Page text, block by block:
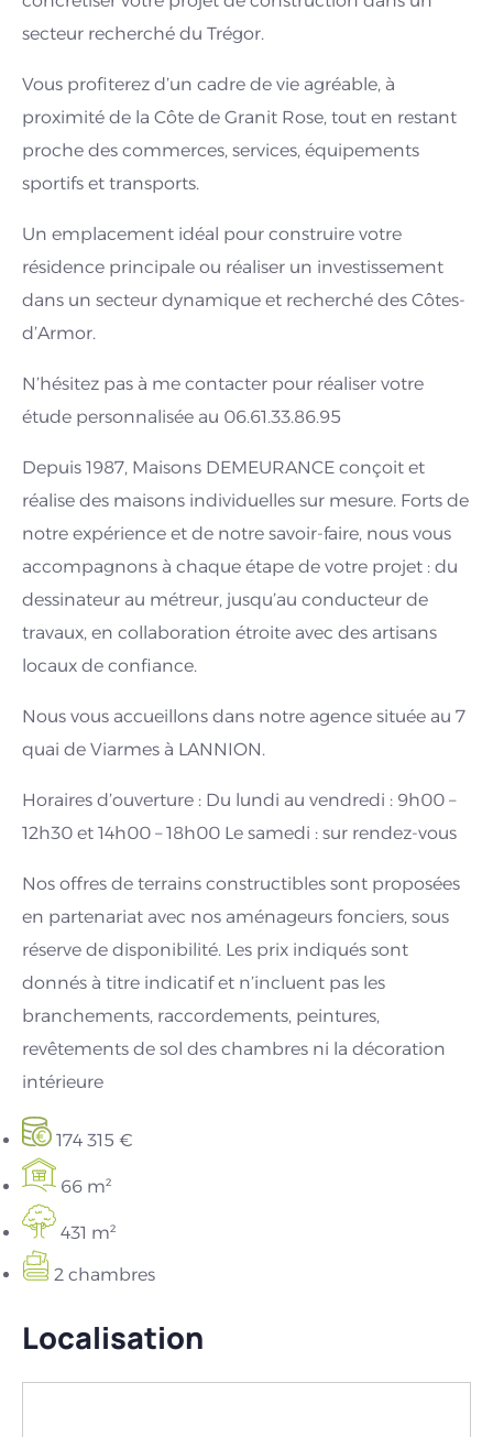
secteur recherché du Trégor.
Vous profiterez d’un cadre de vie agréable, à
proximité de la Côte de Granit Rose, tout en restant
proche des commerces, services, équipements
sportifs et transports.
Un emplacement idéal pour construire votre
résidence principale ou réaliser un investissement
dans un secteur dynamique et recherché des Côtes-
d’Armor.
N’hésitez pas à me contacter pour réaliser votre
étude personnalisée au 06.61.33.86.95
Depuis 1987, Maisons DEMEURANCE conçoit et
réalise des maisons individuelles sur mesure. Forts de
notre expérience et de notre savoir-faire, nous vous
accompagnons à chaque étape de votre projet : du
dessinateur au métreur, jusqu’au conducteur de
travaux, en collaboration étroite avec des artisans
locaux de confiance.
Nous vous accueillons dans notre agence située au 7
quai de Viarmes à LANNION.
Horaires d’ouverture : Du lundi au vendredi : 9h00 –
12h30 et 14h00 – 18h00 Le samedi : sur rendez-vous
Nos offres de terrains constructibles sont proposées
en partenariat avec nos aménageurs fonciers, sous
réserve de disponibilité. Les prix indiqués sont
donnés à titre indicatif et n’incluent pas les
branchements, raccordements, peintures,
revêtements de sol des chambres ni la décoration
intérieure
174 315 €
66 m²
431 m²
2 chambres
Localisation